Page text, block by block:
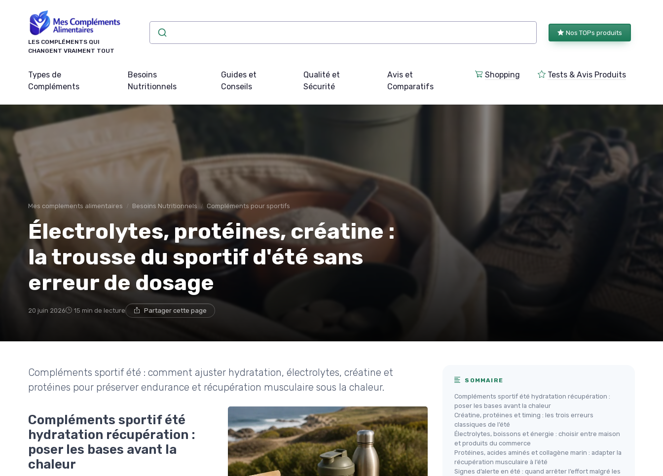
LES COMPLÉMENTS QUI
CHANGENT VRAIMENT TOUT
Nos TOPs produits
Types de
Compléments
Besoins
Nutritionnels
Guides et
Conseils
Qualité et
Sécurité
Avis et
Comparatifs
Shopping Tests & Avis Produits
Mes complements alimentaires Besoins Nutritionnels Compléments pour sportifs
Électrolytes, protéines, créatine :
la trousse du sportif d'été sans
erreur de dosage
20 juin 2026 15 min de lecture Partager cette page
Compléments sportif été : comment ajuster hydratation, électrolytes, créatine et
protéines pour préserver endurance et récupération musculaire sous la chaleur.
Compléments sportif été
hydratation récupération :
poser les bases avant la
chaleur
SOMMAIRE
Compléments sportif été hydratation récupération :
poser les bases avant la chaleur
Créatine, protéines et timing : les trois erreurs
classiques de l’été
Électrolytes, boissons et énergie : choisir entre maison
et produits du commerce
Protéines, acides aminés et collagène marin : adapter la
récupération musculaire à l’été
Signes d’alerte en été : quand arrêter l’effort malgré les